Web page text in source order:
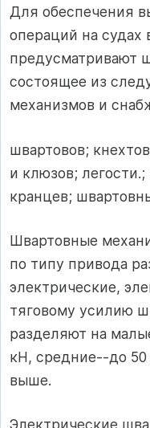
Для обеспечения
операций на судах
предусматривают
состоящее из
механизмов и
швартовов;
и клюзов;
кранцев;
Швартовные
по типу привода
электрические,
тяговому усилию
разделяют на
кН, средние--до 50
выше.